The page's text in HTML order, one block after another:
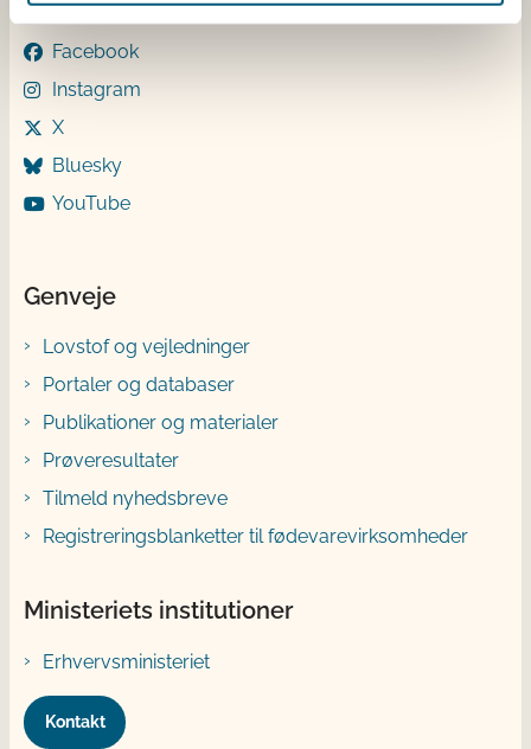
LinkedIn
Facebook
Instagram
X
Bluesky
YouTube
Genveje
Lovstof og vejledninger
Portaler og databaser
Publikationer og materialer
Prøveresultater
Tilmeld nyhedsbreve
Registreringsblanketter til fødevarevirksomheder
Ministeriets institutioner
Erhvervsministeriet
Kontakt